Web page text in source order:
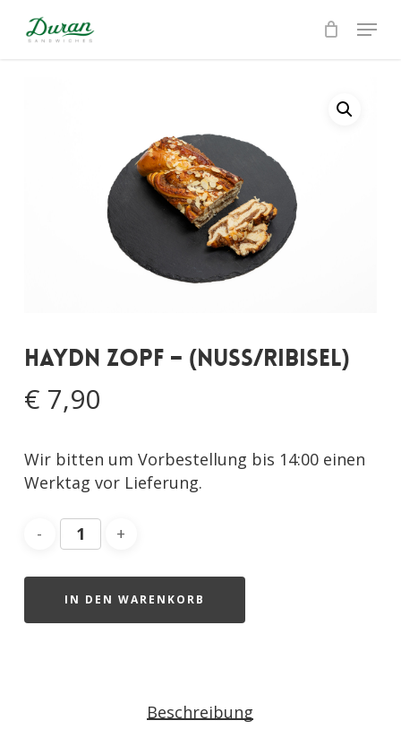
Menu
Haydn Zopf – (Nuss/Ribisel)
€ 7,90
Wir bitten um Vorbestellung bis 14:00 einen
Werktag vor Lieferung.
IN DEN WARENKORB
Beschreibung